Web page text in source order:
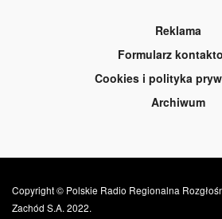
Reklama
Formularz
Cookies i polityka
Archiwum
Copyright © Polskie Radio Regionalna
Zachód S.A. 2022.